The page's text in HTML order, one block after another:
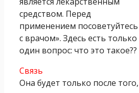
средством. Перед
применением посоветуйтесь
с врачом». Здесь есть только
один вопрос: что это такое??
Связь
Она будет только после того,